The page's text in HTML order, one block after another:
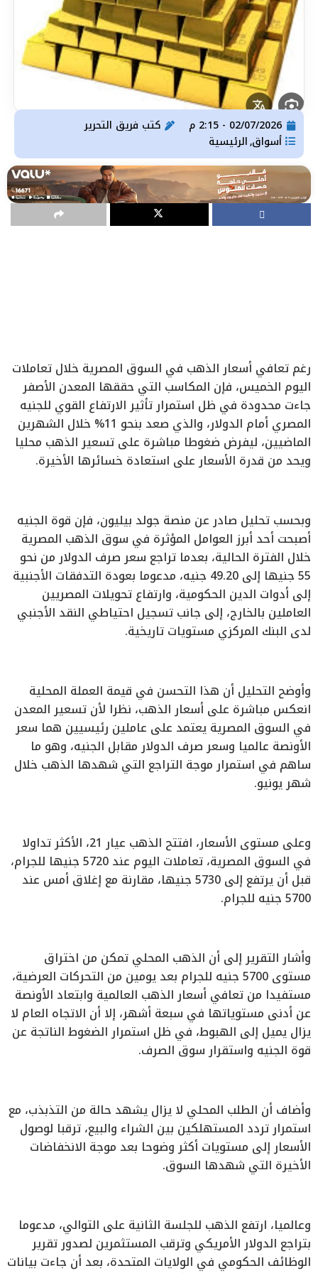
02/07/2026 - 2:15 م كتب فريق التحرير
أسواق, الرئيسية
رغم تعافي أسعار الذهب في السوق المصرية خلال تعاملات
اليوم الخميس، فإن المكاسب التي حققها المعدن الأصفر
جاءت محدودة في ظل استمرار تأثير الارتفاع القوي للجنيه
المصري أمام الدولار، والذي صعد بنحو 11% خلال الشهرين
الماضيين، ليفرض ضغوطا مباشرة على تسعير الذهب محليا
ويحد من قدرة الأسعار على استعادة خسائرها الأخيرة.
وبحسب تحليل صادر عن منصة جولد بيليون، فإن قوة الجنيه
أصبحت أحد أبرز العوامل المؤثرة في سوق الذهب المصرية
خلال الفترة الحالية، بعدما تراجع سعر صرف الدولار من نحو
55 جنيها إلى 49.20 جنيه، مدعوما بعودة التدفقات الأجنبية
إلى أدوات الدين الحكومية، وارتفاع تحويلات المصريين
العاملين بالخارج، إلى جانب تسجيل احتياطي النقد الأجنبي
لدى البنك المركزي مستويات تاريخية.
وأوضح التحليل أن هذا التحسن في قيمة العملة المحلية
انعكس مباشرة على أسعار الذهب، نظرا لأن تسعير المعدن
في السوق المصرية يعتمد على عاملين رئيسيين هما سعر
الأونصة عالميا وسعر صرف الدولار مقابل الجنيه، وهو ما
ساهم في استمرار موجة التراجع التي شهدها الذهب خلال
شهر يونيو.
وعلى مستوى الأسعار، افتتح الذهب عيار 21، الأكثر تداولا
في السوق المصرية، تعاملات اليوم عند 5720 جنيها للجرام،
قبل أن يرتفع إلى 5730 جنيها، مقارنة مع إغلاق أمس عند
5700 جنيه للجرام.
وأشار التقرير إلى أن الذهب المحلي تمكن من اختراق
مستوى 5700 جنيه للجرام بعد يومين من التحركات العرضية،
مستفيدا من تعافي أسعار الذهب العالمية وابتعاد الأونصة
عن أدنى مستوياتها في سبعة أشهر، إلا أن الاتجاه العام لا
يزال يميل إلى الهبوط، في ظل استمرار الضغوط الناتجة عن
قوة الجنيه واستقرار سوق الصرف.
وأضاف أن الطلب المحلي لا يزال يشهد حالة من التذبذب، مع
استمرار تردد المستهلكين بين الشراء والبيع، ترقبا لوصول
الأسعار إلى مستويات أكثر وضوحا بعد موجة الانخفاضات
الأخيرة التي شهدها السوق.
وعالميا، ارتفع الذهب للجلسة الثانية على التوالي، مدعوما
بتراجع الدولار الأمريكي وترقب المستثمرين لصدور تقرير
الوظائف الحكومي في الولايات المتحدة، بعد أن جاءت بيانات